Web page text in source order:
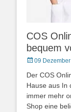
COS
bequem
Posted
09
Der COS
Hause aus In
immer mehr
Shop eine